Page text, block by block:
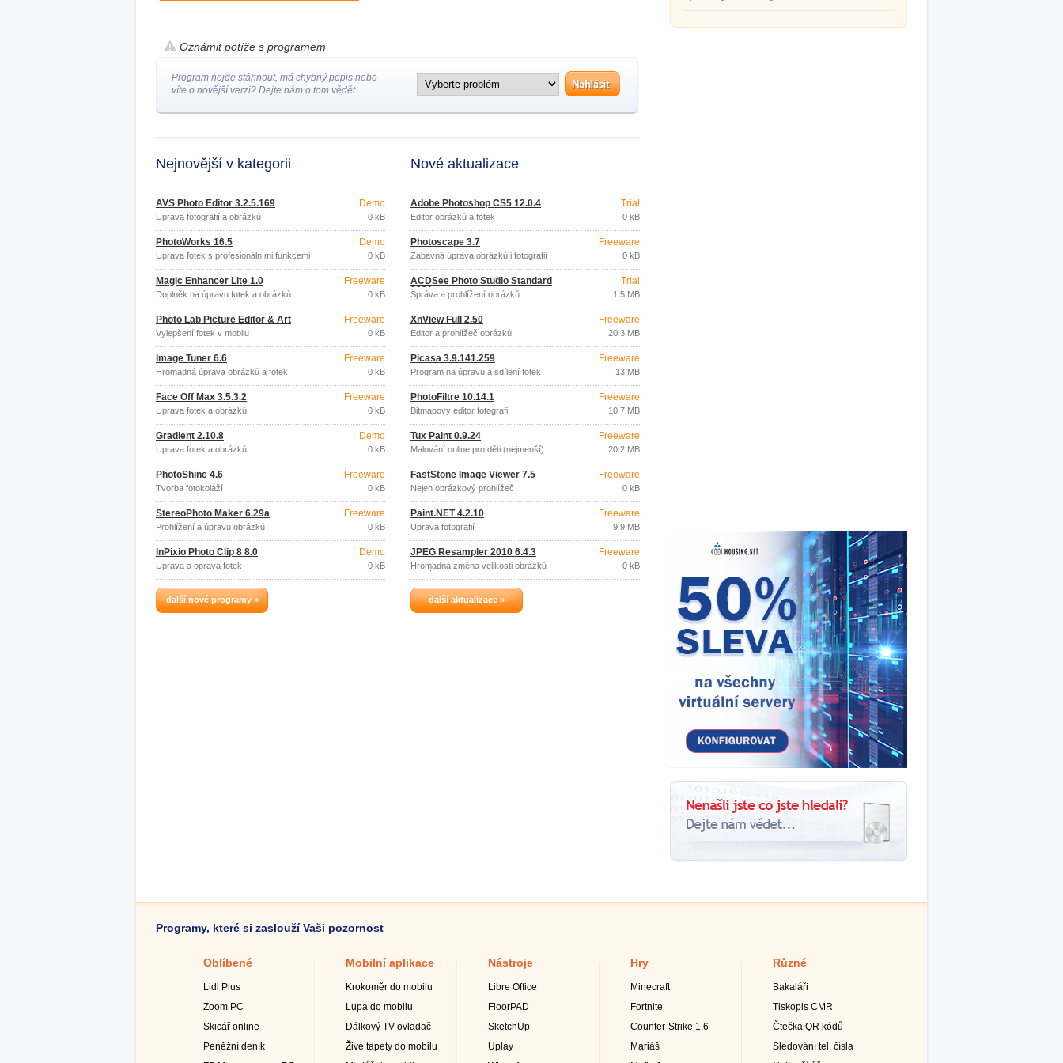
Oznámit potíže s programem
Program nejde stáhnout, má chybný popis nebo
víte o novější verzi? Dejte nám o tom vědět.
Nejnovější v kategorii
AVS Photo Editor 3.2.5.169
Úprava fotografií a obrázků
Demo
0 kB
PhotoWorks 16.5
Úprava fotek s profesionálními funkcemi
Demo
0 kB
Magic Enhancer Lite 1.0
Doplněk na úpravu fotek a obrázků
Freeware
0 kB
Photo Lab Picture Editor & Art
Vylepšení fotek v mobilu
Freeware
0 kB
Image Tuner 6.6
Hromadná úprava obrázků a fotek
Freeware
0 kB
Face Off Max 3.5.3.2
Úprava fotek a obrázků
Freeware
0 kB
Gradient 2.10.8
Úprava fotek a obrázků
Demo
0 kB
PhotoShine 4.6
Tvorba fotokoláží
Freeware
0 kB
StereoPhoto Maker 6.29a
Prohlížení a úpravu obrázků
Freeware
0 kB
InPixio Photo Clip 8 8.0
Úprava a oprava fotek
Demo
0 kB
další nové programy »
Nové aktualizace
Adobe Photoshop CS5 12.0.4
Editor obrázků a fotek
Trial
0 kB
Photoscape 3.7
Zábavná úprava obrázků i fotografií
Freeware
0 kB
ACDSee Photo Studio Standard
2021
Správa a prohlížení obrázků
Trial
1,5 MB
XnView Full 2.50
Editor a prohlížeč obrázků
Freeware
20,3 MB
Picasa 3.9.141.259
Program na úpravu a sdílení fotek
Freeware
13 MB
PhotoFiltre 10.14.1
Bitmapový editor fotografií
Freeware
10,7 MB
Tux Paint 0.9.24
Malování online pro děti (nejmenší)
Freeware
20,2 MB
FastStone Image Viewer 7.5
Nejen obrázkový prohlížeč
Freeware
0 kB
Paint.NET 4.2.10
Úprava fotografií
Freeware
9,9 MB
JPEG Resampler 2010 6.4.3
Hromadná změna velikosti obrázků
formát JPEG
Freeware
0 kB
další aktualizace »
Programy, které si zaslouží Vaši pozornost
Oblíbené
Lidl Plus
Zoom PC
Skicář online
Peněžní deník
Mobilní aplikace
Krokoměr do mobilu
Lupa do mobilu
Dálkový TV ovladač
Živé tapety do mobilu
Nástroje
Libre Office
FloorPAD
SketchUp
Uplay
Hry
Minecraft
Fortnite
Counter-Strike 1.6
Mariáš
Různé
Bakaláři
Tiskopis CMR
Čtečka QR kódů
Sledování tel. čísla